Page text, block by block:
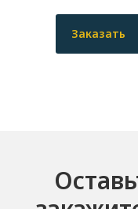
Заказать